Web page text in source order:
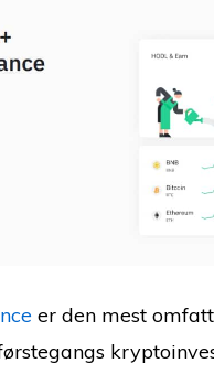
er den mest